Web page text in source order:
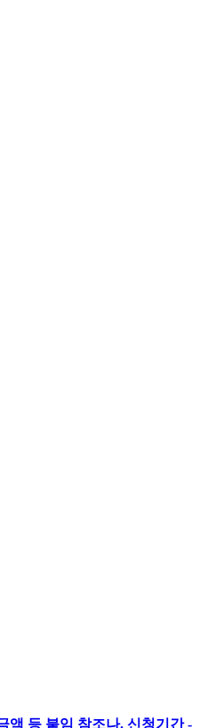
액 등 붙임 참조나. 신청기간 -